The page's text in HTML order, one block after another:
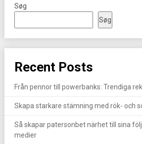
Søg
Søg
Recent Posts
Från pennor till powerbanks: Trendiga
Skapa starkare stämning med rök- och
Så skapar patersonbet närhet till sina
medier